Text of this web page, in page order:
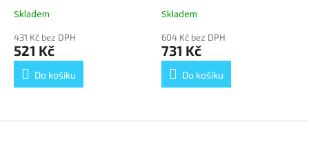
Průměrné
produktu
je
5,0
Skladem
431 Kč bez DPH
521 Kč
Do košíku
Průměrné
produktu
je
5,0
Skladem
604 Kč bez DPH
731 Kč
Do košíku